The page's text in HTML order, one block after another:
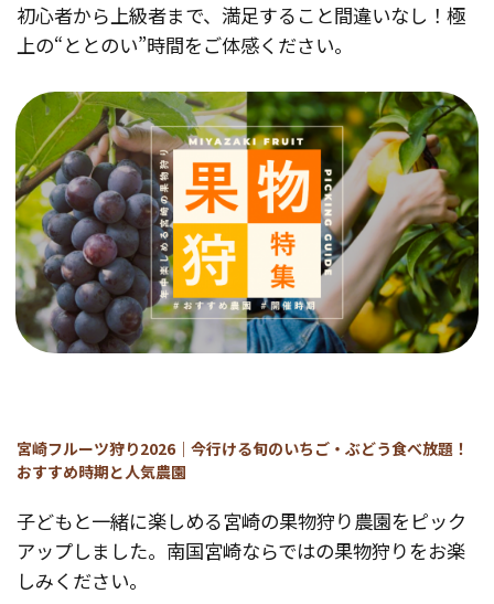
初心者から上級者まで、満足すること間違いなし！極
上の“ととのい”時間をご体感ください。
宮崎フルーツ狩り2026｜今行ける旬のいちご・ぶどう食べ放題！
おすすめ時期と人気農園
子どもと一緒に楽しめる宮崎の果物狩り農園をピック
アップしました。南国宮崎ならではの果物狩りをお楽
しみください。